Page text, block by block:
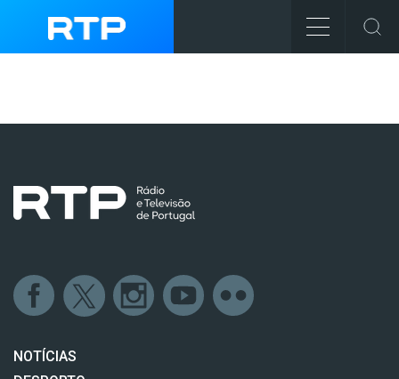
NOTÍCIAS